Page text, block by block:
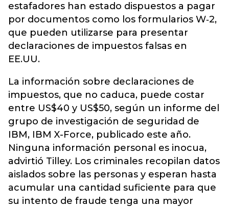
estafadores han estado dispuestos a pagar
por documentos como los formularios W‑2,
que pueden utilizarse para presentar
declaraciones de impuestos falsas en
EE.UU.
La información sobre declaraciones de
impuestos, que no caduca, puede costar
entre US$40 y US$50, según un informe del
grupo de investigación de seguridad de
IBM, IBM X-Force, publicado este año.
Ninguna información personal es inocua,
advirtió Tilley. Los criminales recopilan datos
aislados sobre las personas y esperan hasta
acumular una cantidad suficiente para que
su intento de fraude tenga una mayor